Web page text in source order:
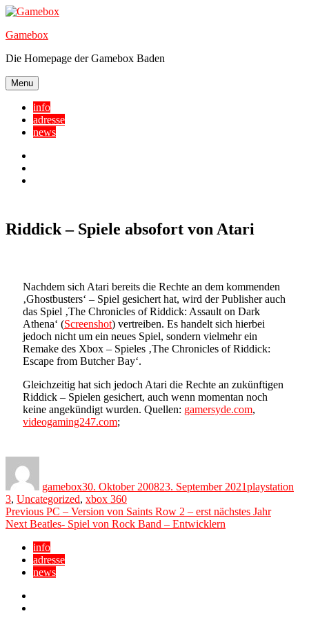
Skip
content
Gamebox
Die Homepage der Gamebox Baden
Menu
info
adresse
news
Riddick – Spiele absofort von Atari
Nachdem sich Atari bereits die Rechte an dem kommenden
‚Ghostbusters‘ – Spiel gesichert hat, wird der Publisher auch
das Spiel ‚The Chronicles of Riddick: Assault on Dark
Athena‘ (Screenshot) vertreiben. Es handelt sich hierbei
jedoch nicht um ein neues Spiel, sondern vielmehr ein
Remake des Xbox – Spieles ‚The Chronicles of Riddick:
Escape from Butcher Bay‘.
Gleichzeitig hat sich jedoch Atari die Rechte an zukünftigen
Riddick – Spielen gesichert, auch wenn momentan noch
keine angekündigt wurden. Quellen: gamersyde.com,
videogaming247.com;
gamebox30. Oktober 200823. September 2021playstation
3, Uncategorized, xbox 360
Beitragsnavigation
Previous Previous
post:
PC – Version von Saints Row 2 – erst nächstes Jahr
Next Next
Beatles- Spiel von Rock Band – Entwicklern
info
adresse
news